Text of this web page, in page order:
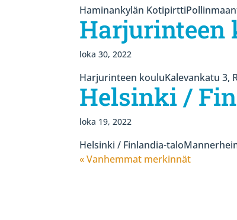
Haminankylän
Harjurinteen
loka 30, 2022
Harjurinteen kouluKalevankatu 3,
Helsinki /
loka 19, 2022
Helsinki / Finlandia-
« Vanhemmat merkinnät